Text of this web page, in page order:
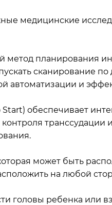
медицинские
метод планирования
сканирование
автоматизации и
обеспечивает
транссудации
может быть
на любой
головы ребенка или